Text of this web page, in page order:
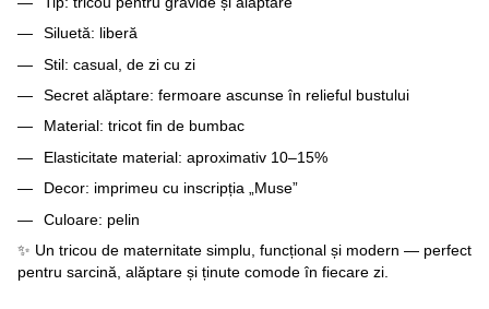
Siluetă: liberă
Stil: casual, de zi cu zi
Secret alăptare: fermoare ascunse în relieful bustului
Material: tricot fin de bumbac
Elasticitate material: aproximativ 10–15%
Decor: imprimeu cu inscripția „Muse”
Culoare: pelin
✨ Un tricou de maternitate simplu, funcțional și modern — perfect
pentru sarcină, alăptare și ținute comode în fiecare zi.